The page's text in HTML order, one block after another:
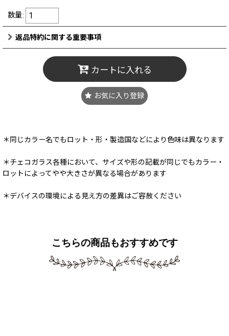
数量:
返品特約に関する重要事項
カートに入れる
お気に入り登録
＊同じカラー名でもロット・形・製造国などにより色味は異なります
＊チェコガラス各種において、サイズや形の記載が同じでもカラー・
ロットによってやや大きさが異なる場合があります
＊デバイスの環境による見え方の差異はご容赦ください
こちらの商品もおすすめです